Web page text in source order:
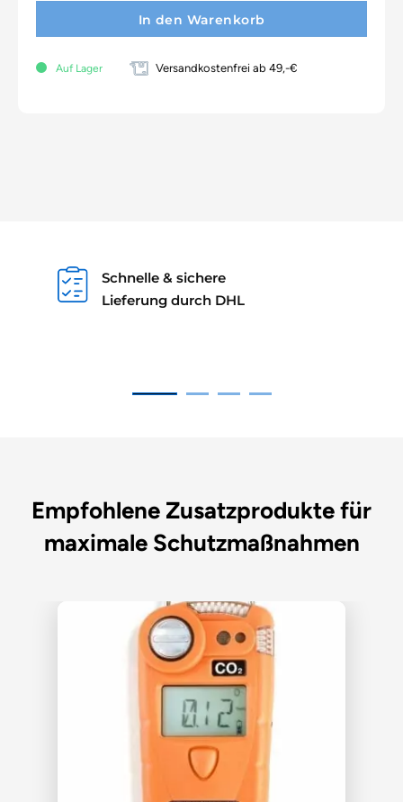
In den Warenkorb
Auf Lager Versandkostenfrei ab 49,-€
Schnelle & sichere
Lieferung durch DHL
Empfohlene Zusatzprodukte für
maximale Schutzmaßnahmen